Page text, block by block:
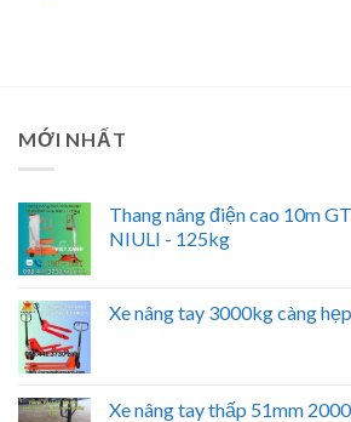
MỚI NHẤT
Thang nâng điện cao 10m
NIULI - 125kg
Xe nâng tay 3000kg càng
Xe nâng tay thấp 51mm